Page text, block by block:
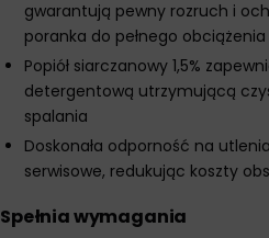
gwarantują pewny rozruch i
poranka do pełnego
Popiół siarczanowy 1,5%
detergentową utrzymującą
spalania
Doskonała odporność na
serwisowe, redukując koszty
Spełnia wymagania